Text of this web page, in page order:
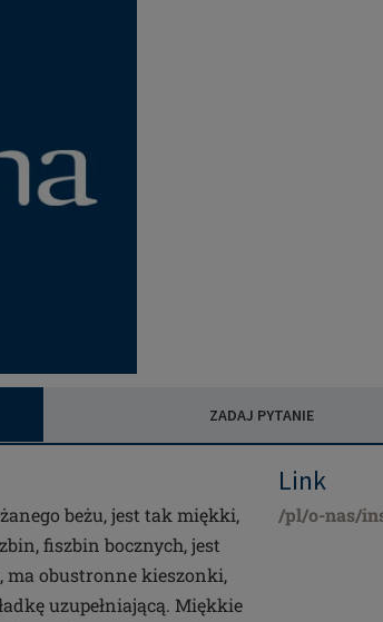
ZADAJ PYTANIE
beżu, jest tak miękki,
fiszbin bocznych, jest
ma obustronne kieszonki,
uzupełniającą. Miękkie
Link
/pl/o-nas/